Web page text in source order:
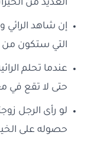
العديد من
إن شاهد الرائي
التي ستكون من
عندما تحلم
حتى لا تقع في
لو رأى الرجل
حصوله على